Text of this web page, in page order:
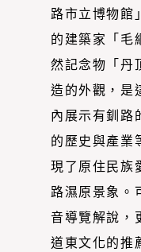
路市立博物館
的建築家「毛
然記念物「丹
造的外觀，是
內展示有釧路
的歷史與產業
現了原住民族
路濕原景象。
音導覽解說，
道東文化的推